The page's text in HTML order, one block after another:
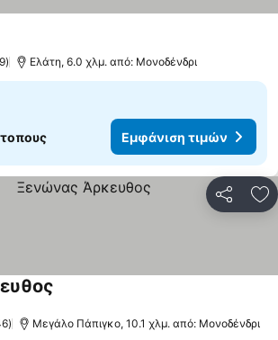
Ελάτη, 6.0 χλμ. από: Μονοδένδρι
Εμφάνιση τιμών
Μεγάλο Πάπιγκο, 10.1 χλμ. από: Μονοδένδρι